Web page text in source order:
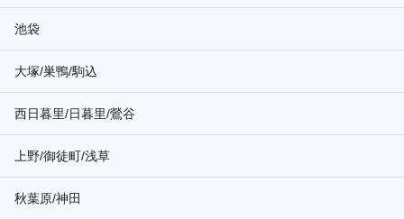
池袋
大塚/巣鴨/駒込
西日暮里/日暮里/鶯谷
上野/御徒町/浅草
秋葉原/神田